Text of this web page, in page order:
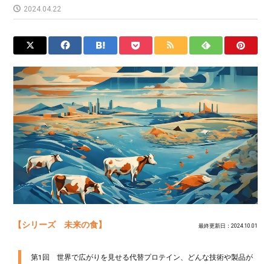
2024.04.22
【シリーズ 未来の食】 最終更新日：2024.10.01
第1回 世界で広がりを見せる代替プロテイン、どんな技術や製品が